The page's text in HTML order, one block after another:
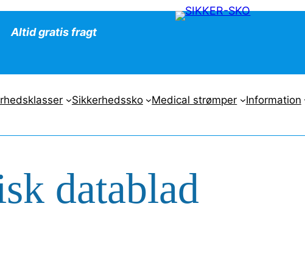
Altid gratis fragt
Sikkerhedssko Medical strømper Information
datablad